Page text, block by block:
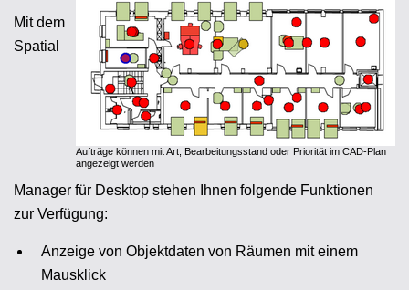
Aufträge können mit Art, Bearbeitungsstand oder Priorität im CAD-Plan
angezeigt werden
Mit dem
Spatial
Manager für Desktop stehen Ihnen folgende Funktionen
zur Verfügung:
Anzeige von Objektdaten von Räumen mit einem
Mausklick